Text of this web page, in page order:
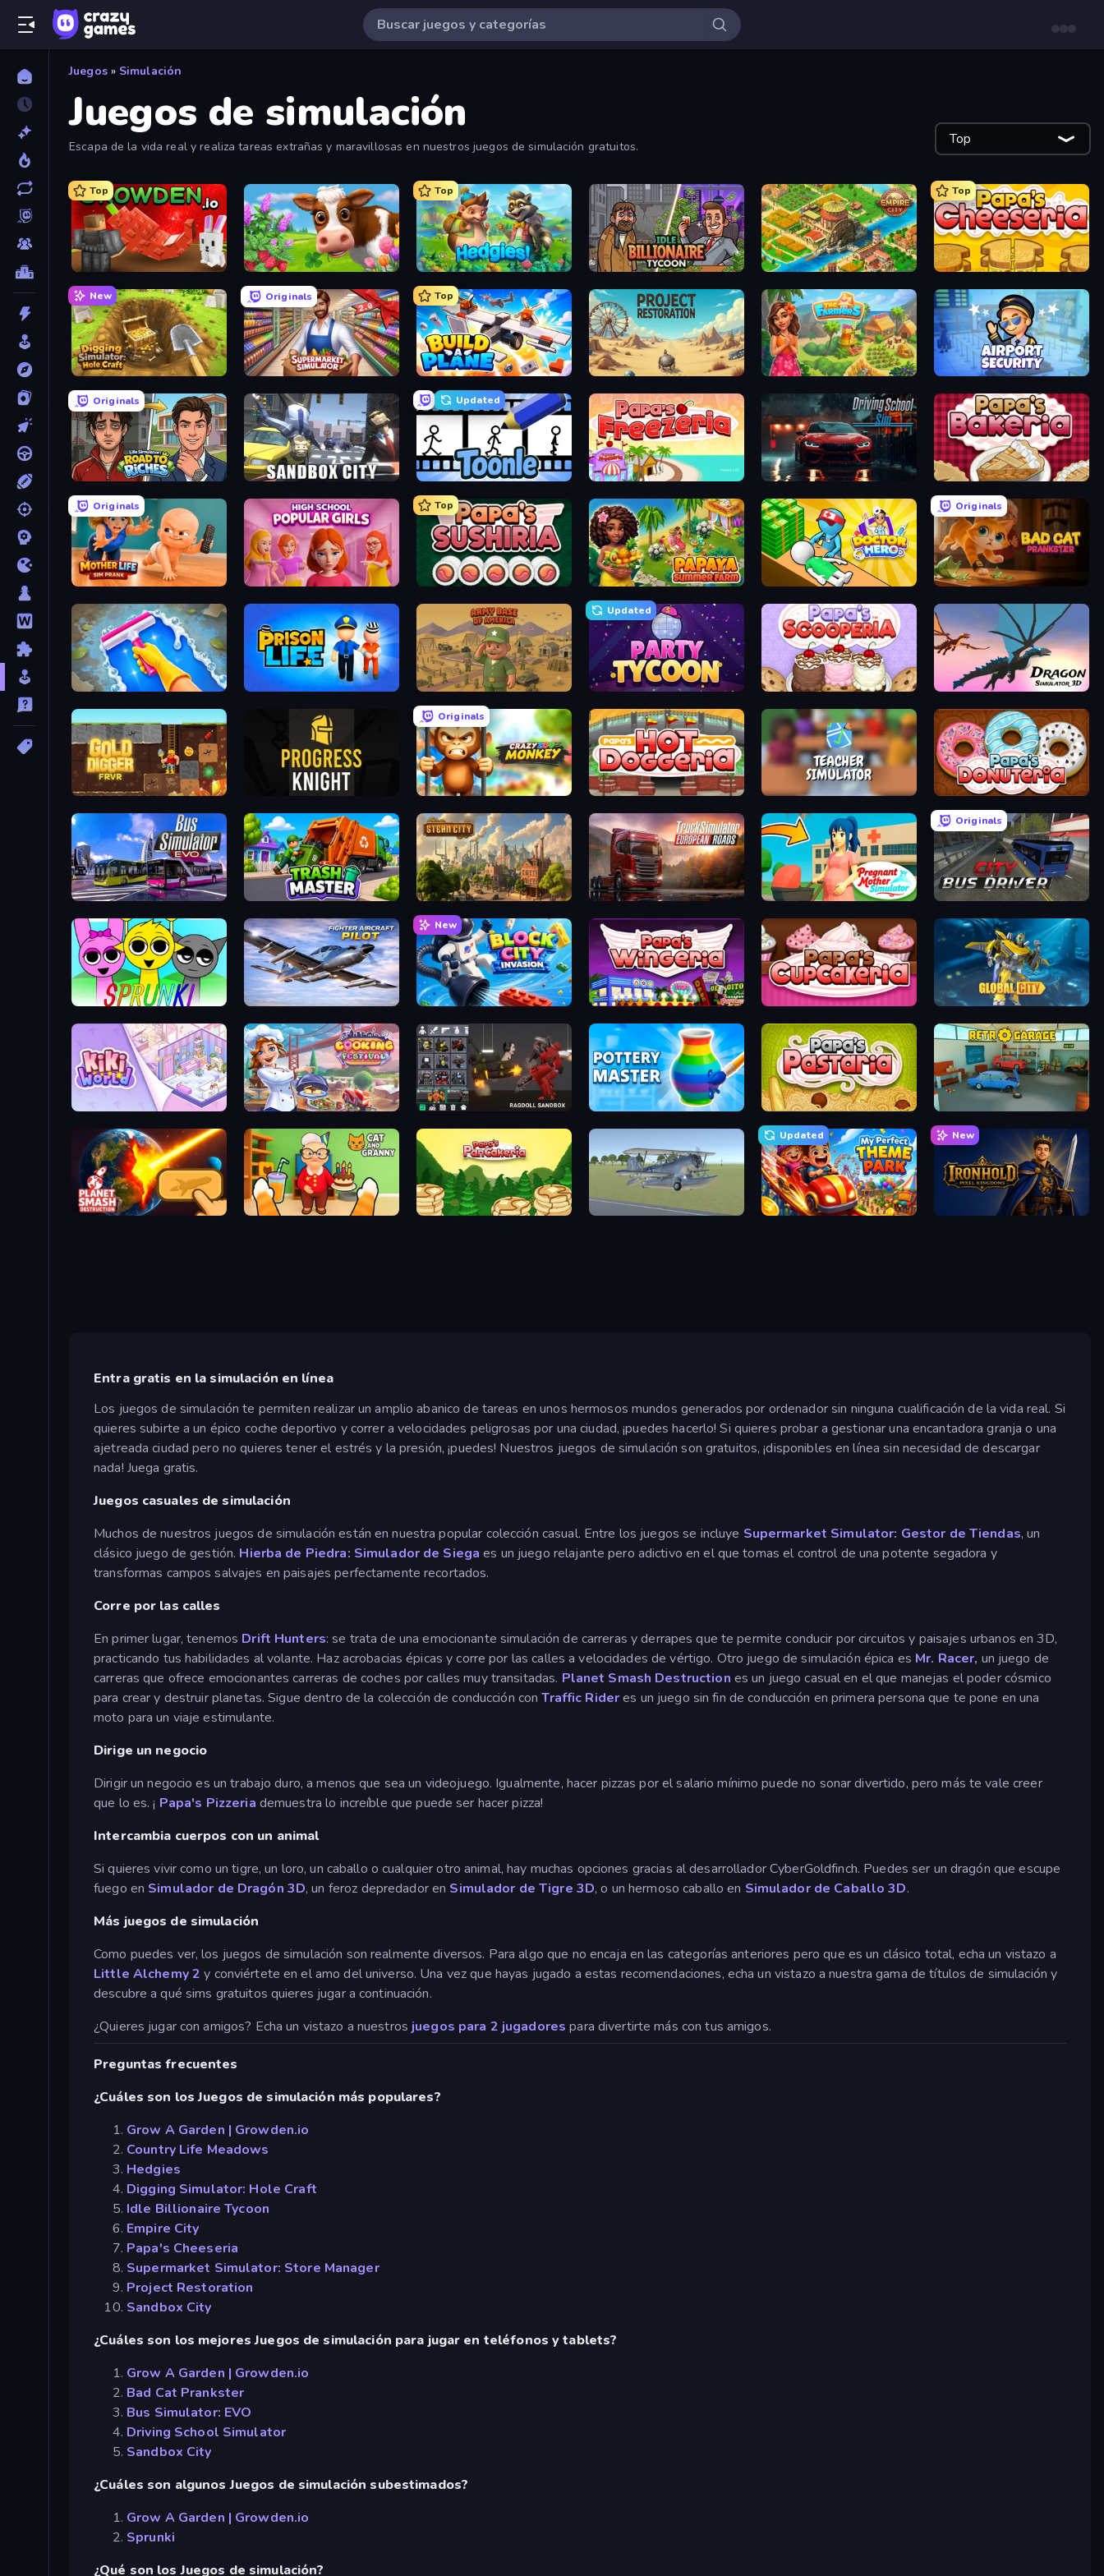
Juegos » Simulación
Juegos de simulación
Escapa de la vida real y realiza tareas extrañas y maravillosas en nuestros juegos de simulación gratuitos. Top
Top
Grow A Garden | Growden.io Country Life Meadows
Top
Hedgies Idle Billionaire Tycoon Empire City
Top
Papa's Cheeseria
New
Digging Simulator: Hole Craft
Originals
Supermarket Simulator: Store Manager
Top
Build A Plane Project Restoration The Farmers Airport Security
Originals
Life Simulator: Road to Riches Sandbox City
Updated
Toonle Papa's Freezeria Driving School Simulator Papa's Bakeria
Originals
Mother Life Simulator: Prank High School Popular Girls
Top
Papa's Sushiria Papaya Summer Farm Doctor Hero
Originals
Bad Cat Prankster
Hotel Rush: Merge Story Prison Life Army Base Of America
Updated
Party Tycoon Papa's Scooperia Dragon Simulator 3D
Gold Digger FRVR Progress Knight
Originals
Crazy Zoo Monkey Papa's Hot Doggeria Teacher Simulator Papa's Donuteria
Bus Simulator: EVO Trash Master Steam City Truck Simulator: European Roads Pregnant Mother Simulator
Originals
City Bus Driver
Sprunki Fighter Aircraft Pilot
New
Block City Invasion Papa's Wingeria Papas Cupcakeria Global City
KiKi World Cooking Festival Last Play: Ragdoll Sandbox Pottery Master Papa's Pastaria
Planet Smash Destruction Cat and Granny Papa's Pancakeria 3D Flight Simulator
Updated
My Perfect Theme Park
New
Ironhold: Pixel Kingdoms
Entra gratis en la simulación en línea
Los juegos de simulación te permiten realizar un amplio abanico de tareas en unos hermosos mundos generados por ordenador sin ninguna cualificación de la vida real. Si
quieres subirte a un épico coche deportivo y correr a velocidades peligrosas por una ciudad, ¡puedes hacerlo! Si quieres probar a gestionar una encantadora granja o una
ajetreada ciudad pero no quieres tener el estrés y la presión, ¡puedes! Nuestros juegos de simulación son gratuitos, ¡disponibles en línea sin necesidad de descargar
nada! Juega gratis.
Juegos casuales de simulación
Muchos de nuestros juegos de simulación están en nuestra popular colección casual. Entre los juegos se incluye Supermarket Simulator: Gestor de Tiendas, un
clásico juego de gestión. Hierba de Piedra: Simulador de Siega es un juego relajante pero adictivo en el que tomas el control de una potente segadora y
transformas campos salvajes en paisajes perfectamente recortados.
Corre por las calles
En primer lugar, tenemos Drift Hunters: se trata de una emocionante simulación de carreras y derrapes que te permite conducir por circuitos y paisajes urbanos en 3D,
practicando tus habilidades al volante. Haz acrobacias épicas y corre por las calles a velocidades de vértigo. Otro juego de simulación épica es Mr. Racer, un juego de
carreras que ofrece emocionantes carreras de coches por calles muy transitadas. Planet Smash Destruction es un juego casual en el que manejas el poder cósmico
para crear y destruir planetas. Sigue dentro de la colección de conducción conTraffic Rideres un juego sin fin de conducción en primera persona que te pone en una
moto para un viaje estimulante.
Dirige un negocio
Dirigir un negocio es un trabajo duro, a menos que sea un videojuego. Igualmente, hacer pizzas por el salario mínimo puede no sonar divertido, pero más te vale creer
que lo es. ¡ Papa's Pizzeria demuestra lo increíble que puede ser hacer pizza!
Intercambia cuerpos con un animal
Si quieres vivir como un tigre, un loro, un caballo o cualquier otro animal, hay muchas opciones gracias al desarrollador CyberGoldfinch. Puedes ser un dragón que escupe
fuego en Simulador de Dragón 3D, un feroz depredador en Simulador de Tigre 3D, o un hermoso caballo en Simulador de Caballo 3D.
Más juegos de simulación
Como puedes ver, los juegos de simulación son realmente diversos. Para algo que no encaja en las categorías anteriores pero que es un clásico total, echa un vistazo a
Little Alchemy 2 y conviértete en el amo del universo. Una vez que hayas jugado a estas recomendaciones, echa un vistazo a nuestra gama de títulos de simulación y
descubre a qué sims gratuitos quieres jugar a continuación.
¿Quieres jugar con amigos? Echa un vistazo a nuestros juegos para 2 jugadores para divertirte más con tus amigos.
Preguntas frecuentes
¿Cuáles son los Juegos de simulación más populares?
Grow A Garden | Growden.io
Country Life Meadows
Hedgies
Digging Simulator: Hole Craft
Idle Billionaire Tycoon
Empire City
Papa's Cheeseria
Supermarket Simulator: Store Manager
Project Restoration
Sandbox City
¿Cuáles son los mejores Juegos de simulación para jugar en teléfonos y tablets?
Grow A Garden | Growden.io
Bad Cat Prankster
Bus Simulator: EVO
Driving School Simulator
Sandbox City
¿Cuáles son algunos Juegos de simulación subestimados?
Grow A Garden | Growden.io
Sprunki
¿Qué son los Juegos de simulación?